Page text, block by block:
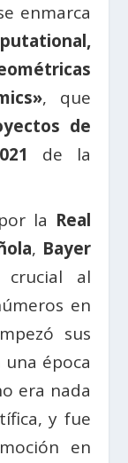
enmarca
, que
de
de la
la Real
, Bayer
al
en
sus
época
era nada
y fue
en